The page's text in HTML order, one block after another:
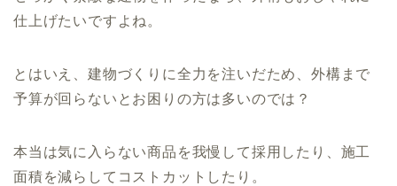
仕上げたいですよね。
とはいえ、建物づくりに全力を注いだため、外構まで
予算が回らないとお困りの方は多いのでは？
本当は気に入らない商品を我慢して採用したり、施工
面積を減らしてコストカットしたり。